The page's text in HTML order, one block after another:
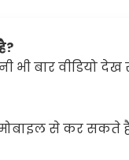
भी बार वीडियो
से कर सकते